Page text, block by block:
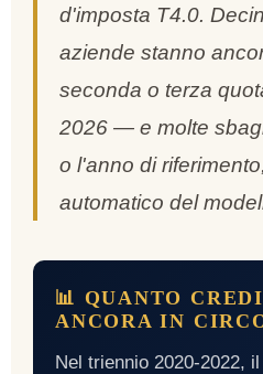
d'imposta T4.0.
aziende stanno
seconda o terza
2026 — e molte
o l'anno di
automatico del
📊 QUANTO
ANCORA IN
Nel triennio 2020-2022,